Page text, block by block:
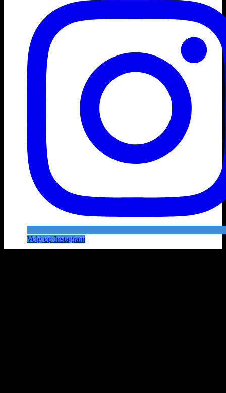
Volg op Instagram